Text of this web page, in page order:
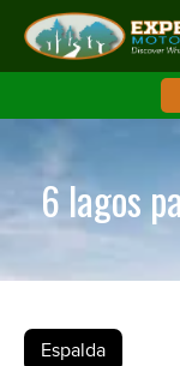
6 lagos
Espalda